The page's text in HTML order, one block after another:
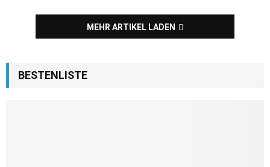
MEHR ARTIKEL LADEN
BESTENLISTE